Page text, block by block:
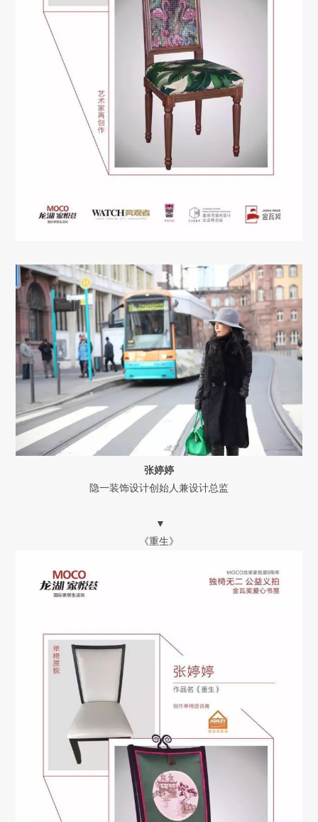
张婷婷
隐一装饰设计创始人兼设计总监
▼
《重生》